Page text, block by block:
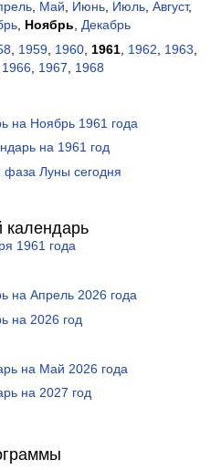
Май Июнь Июль Август,
, Ноябрь
Декабрь
1959 1960 1961 1962 1963
1966 1967 1968
на Ноябрь 1961 года
на 1961 год
Луны сегодня
календарь
1961 года
на Апрель 2026 года
на 2026 год
на Май 2026 года
на 2027 год